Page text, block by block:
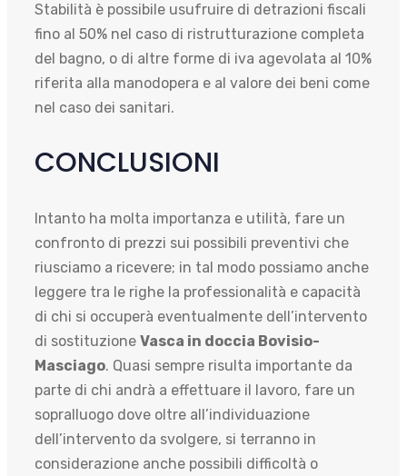
Stabilità è possibile usufruire di detrazioni fiscali
fino al 50% nel caso di ristrutturazione completa
del bagno, o di altre forme di iva agevolata al 10%
riferita alla manodopera e al valore dei beni come
nel caso dei sanitari.
CONCLUSIONI
Intanto ha molta importanza e utilità, fare un
confronto di prezzi sui possibili preventivi che
riusciamo a ricevere; in tal modo possiamo anche
leggere tra le righe la professionalità e capacità
di chi si occuperà eventualmente dell’intervento
di sostituzione Vasca in doccia Bovisio-
Masciago. Quasi sempre risulta importante da
parte di chi andrà a effettuare il lavoro, fare un
sopralluogo dove oltre all’individuazione
dell’intervento da svolgere, si terranno in
considerazione anche possibili difficoltà o